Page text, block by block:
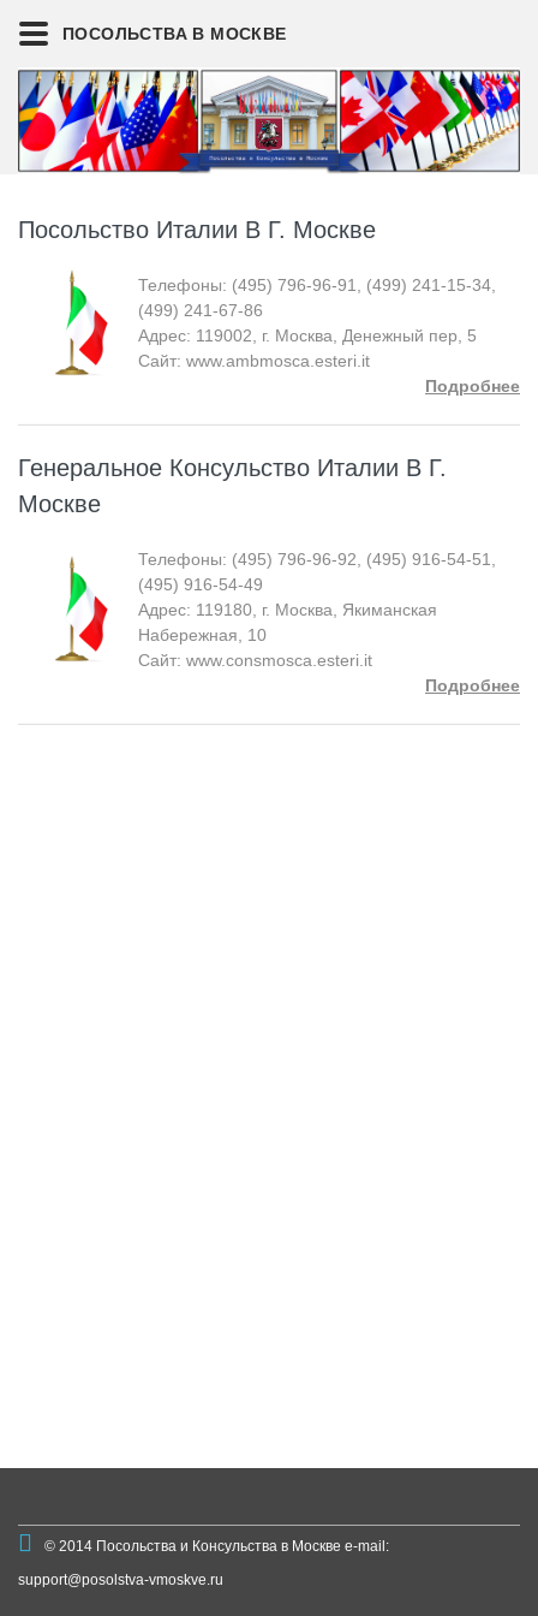
Посольство Италии В Г. Москве
Телефоны: (495) 796-96-91, (499) 241-15-34,
(499) 241-67-86
Адрес: 119002, г. Москва, Денежный пер, 5
Сайт: www.ambmosca.esteri.it
Подробнее
Генеральное Консульство Италии В Г.
Москве
Телефоны: (495) 796-96-92, (495) 916-54-51,
(495) 916-54-49
Адрес: 119180, г. Москва, Якиманская
Набережная, 10
Сайт: www.consmosca.esteri.it
Подробнее
© 2014 Посольства и Консульства в Москве e-mail:
support@posolstva-vmoskve.ru
ПОСОЛЬСТВА В МОСКВЕ